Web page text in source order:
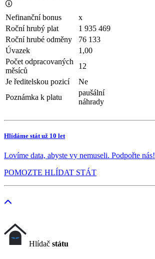
Nefinanční bonus
x
Roční hrubý plat
1 935 469
Roční hrubé odměny
76 133
Úvazek
1,00
Počet odpracovaných
měsíců
12
Je ředitelskou pozicí
Ne
Poznámka k platu
paušální
náhrady
Hlídáme stát už 10 let
Lovíme data, abyste vy nemuseli. Podpořte nás!
POMOZTE HLÍDAT STÁT
Hlídač státu